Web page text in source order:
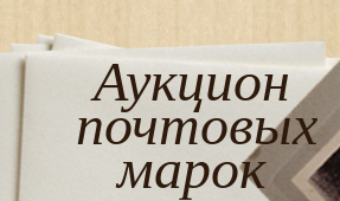
Аукцион
почтовых
марок